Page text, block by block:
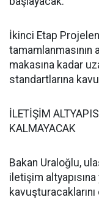
İkinci Etap
tamamlanmasının
makasına kadar
standartlarına
İLETİŞİM
KALMAYACAK
Bakan Uraloğlu,
iletişim